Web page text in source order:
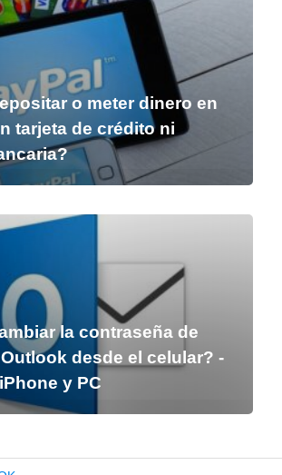
o meter dinero en
tarjeta de crédito ni
la contraseña de
desde el celular? -
y PC